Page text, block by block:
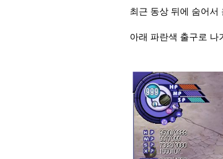
최근 동상 뒤에 숨어서
아래 파란색 출구로 나